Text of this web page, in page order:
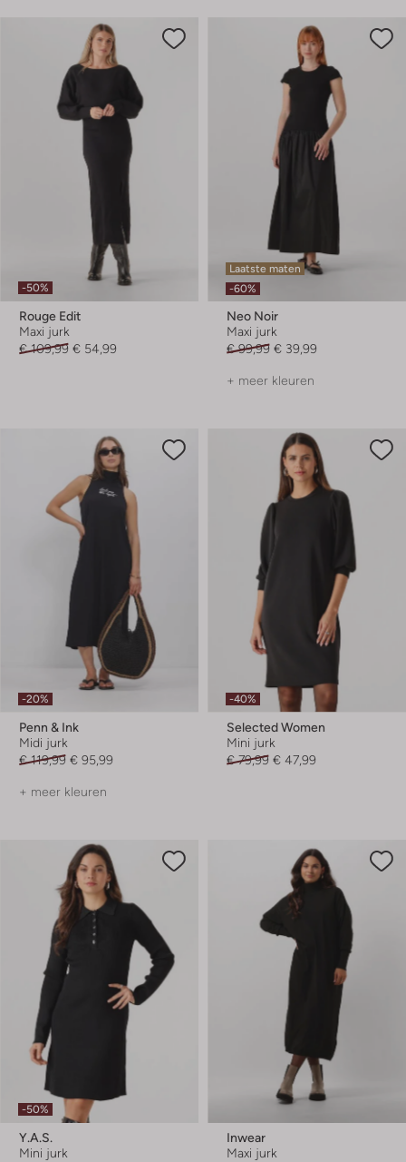
-50%
Rouge Edit
Maxi jurk
€ 109,99 € 54,99
Laatste maten
-60%
Neo Noir
Maxi jurk
€ 99,99 € 39,99
+ meer kleuren
-20%
Penn & Ink
Midi jurk
€ 119,99 € 95,99
+ meer kleuren
-40%
Selected Women
Mini jurk
€ 79,99 € 47,99
-50%
Y.a.s.
Mini jurk
Inwear
Maxi jurk